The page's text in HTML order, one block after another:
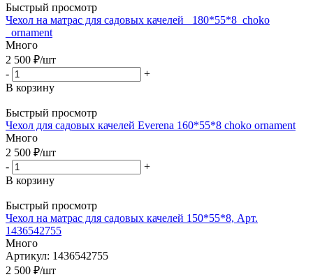
Быстрый просмотр
Чехол на матрас для садовых качелей _180*55*8_choko
_ornament
Много
2 500 ₽/шт
-
+
В корзину
Быстрый просмотр
Чехол для садовых качелей Everena 160*55*8 choko ornament
Много
2 500 ₽/шт
-
+
В корзину
Быстрый просмотр
Чехол на матрас для садовых качелей 150*55*8, Арт.
1436542755
Много
Артикул: 1436542755
2 500 ₽/шт